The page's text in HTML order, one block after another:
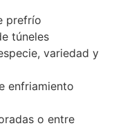
prefrío
túneles
variedad y
enfriamiento
o entre